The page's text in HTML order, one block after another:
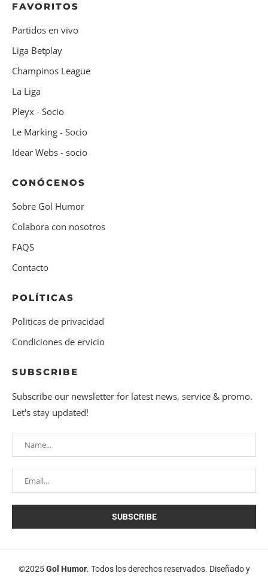
FAVORITOS
Partidos en vivo
Liga Betplay
Champinos League
La Liga
Pleyx - Socio
Le Marking - Socio
Idear Webs - socio
CONÓCENOS
Sobre Gol Humor
Colabora con nosotros
FAQS
Contacto
POLÍTICAS
Politicas de privacidad
Condiciones de ervicio
SUBSCRIBE
Subscribe our newsletter for latest news, service & promo.
Let's stay updated!
©2025Gol Humor. Todos los derechos reservados. Diseñado y